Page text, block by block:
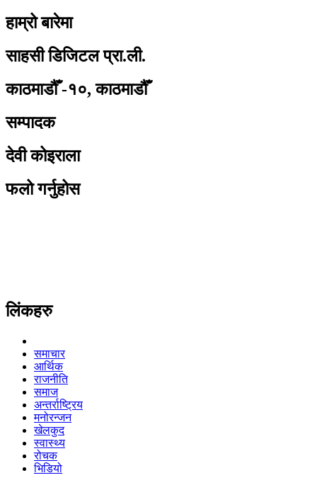
हाम्रो बारेमा
साहसी डिजिटल प्रा.ली.
काठमाडौँ -१०, काठमाडौँ
सम्पादक
देवी कोइराला
फलो गर्नुहोस
लिंकहरु
समाचार
आर्थिक
राजनीति
समाज
अन्तर्राष्ट्रिय
मनोरन्जन
खेलकुद
स्वास्थ्य
रोचक
भिडियो